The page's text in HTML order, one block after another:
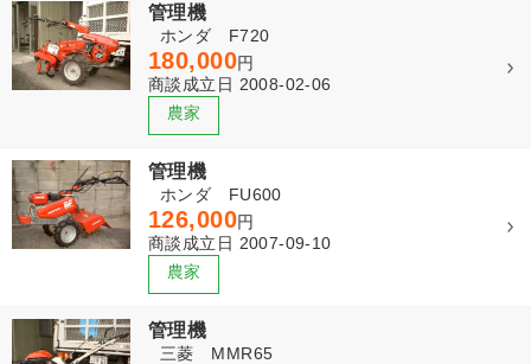
管理機
ホンダ F720
180,000円
商談成立日 2008-02-06
管理機
ホンダ FU600
126,000円
商談成立日 2007-09-10
管理機
三菱 MMR65